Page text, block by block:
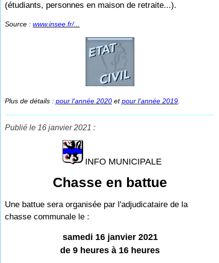
(étudiants, personnes en maison de retraite...).
Source :www.insee.fr/...
Plus de détails :pour l'année 2020 etpour l'année 2019
Publié le 16 janvier 2021 :
INFO MUNICIPALE
Chasse en battue
Une battue sera organisée par l'adjudicataire de la
chasse communale le :
samedi 16 janvier 2021
de 9 heures à 16 heures